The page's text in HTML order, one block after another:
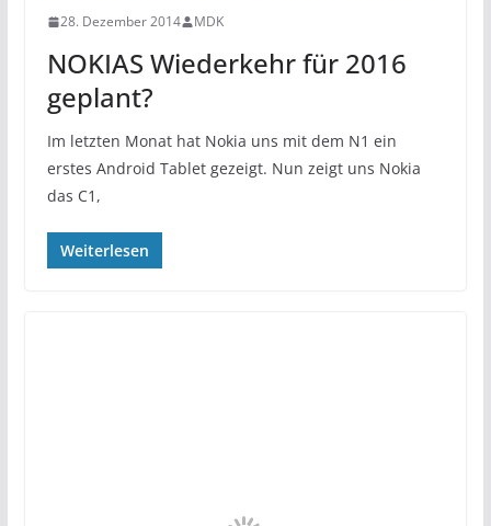
28. Dezember 2014 MDK
NOKIAS Wiederkehr für 2016
geplant?
Im letzten Monat hat Nokia uns mit dem N1 ein
erstes Android Tablet gezeigt. Nun zeigt uns Nokia
das C1,
Weiterlesen